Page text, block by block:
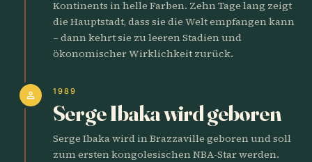
Kontinents in helle Farben. Zehn Tage lang zeigt
die Hauptstadt, dass sie die Welt empfangen kann
– dann kehrt sie zu leeren Stadien und
ökonomischer Wirklichkeit zurück.
person 1989
Serge Ibaka wird geboren
Serge Ibaka wird in Brazzaville geboren und soll
zum ersten kongolesischen NBA-Star werden.